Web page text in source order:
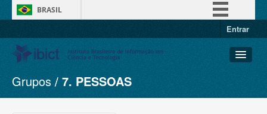
BRASIL
Entrar
Conjuntos de dados
Organizações
Grupos 7. PESSOAS